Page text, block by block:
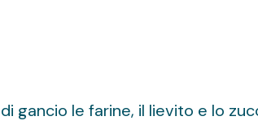
gancio le farine, il lievito e lo